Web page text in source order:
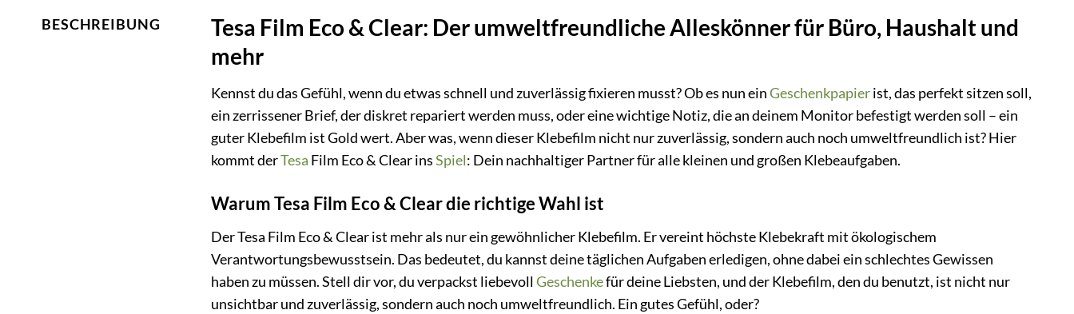
BESCHREIBUNG
Tesa Film Eco & Clear: Der umweltfreundliche Alleskönner für Büro, Haushalt und
mehr
Kennst du das Gefühl, wenn du etwas schnell und zuverlässig fixieren musst? Ob es nun einGeschenkpapierist, das perfekt sitzen soll,
ein zerrissener Brief, der diskret repariert werden muss, oder eine wichtige Notiz, die an deinem Monitor befestigt werden soll – ein
guter Klebefilm ist Gold wert. Aber was, wenn dieser Klebefilm nicht nur zuverlässig, sondern auch noch umweltfreundlich ist? Hier
kommt derTesa Film Eco & Clear insSpiel: Dein nachhaltiger Partner für alle kleinen und großen Klebeaufgaben.
Warum Tesa Film Eco & Clear die richtige Wahl ist
Der Tesa Film Eco & Clear ist mehr als nur ein gewöhnlicher Klebefilm. Er vereint höchste Klebekraft mit ökologischem
Verantwortungsbewusstsein. Das bedeutet, du kannst deine täglichen Aufgaben erledigen, ohne dabei ein schlechtes Gewissen
haben zu müssen. Stell dir vor, du verpackst liebevollGeschenkefür deine Liebsten, und der Klebefilm, den du benutzt, ist nicht nur
unsichtbar und zuverlässig, sondern auch noch umweltfreundlich. Ein gutes Gefühl, oder?